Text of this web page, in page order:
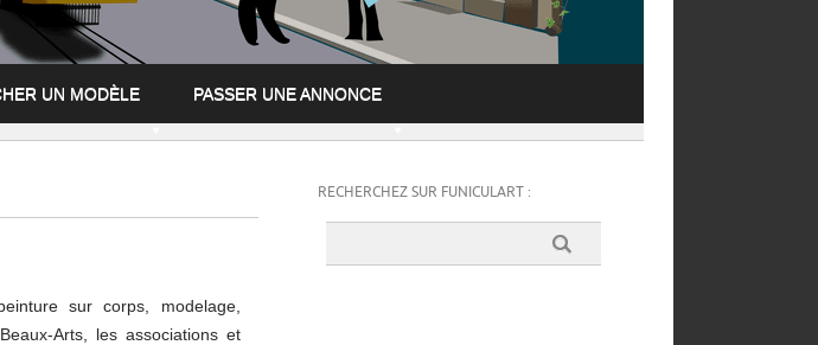
UN MODÈLE PASSER UNE ANNONCE
sur corps, modelage,
Arts, les associations et
RECHERCHEZ SUR FUNICULART :